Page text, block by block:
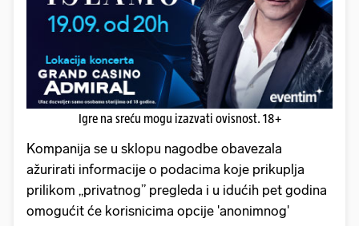
Igre na sreću mogu izazvati ovisnost. 18+
Kompanija se u sklopu nagodbe obavezala
ažurirati informacije o podacima koje prikuplja
prilikom „privatnog” pregleda i u idućih pet godina
omogućit će korisnicima opcije 'anonimnog'